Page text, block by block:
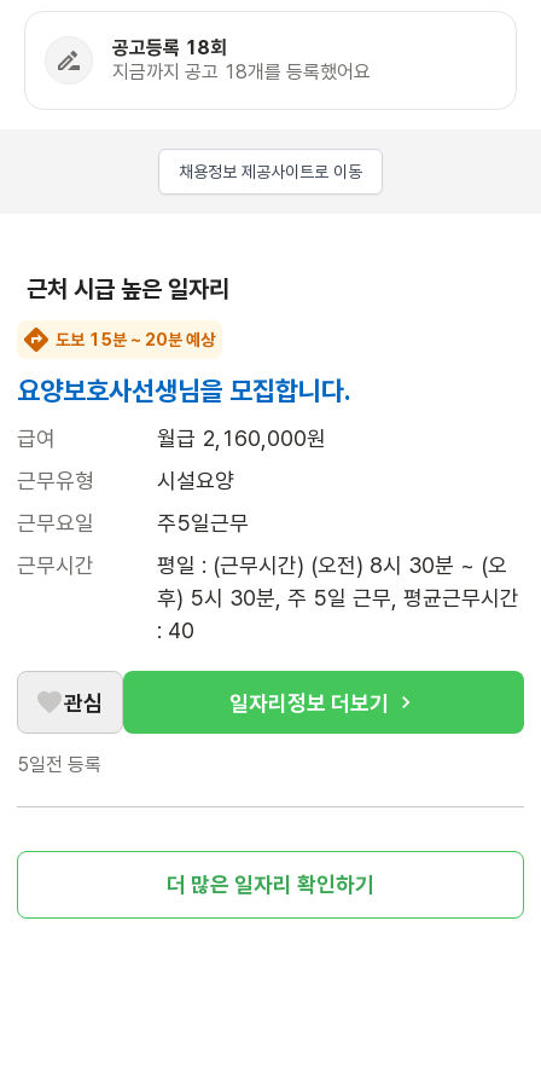
공고등록 18회
지금까지 공고 18개를 등록했어요
채용정보 제공사이트로 이동
근처 시급 높은 일자리
도보 15분 ~ 20분 예상
요양보호사선생님을 모집합니다.
급여
월급 2,160,000원
근무유형
시설요양
근무요일
주5일근무
근무시간
평일 : (근무시간) (오전) 8시 30분 ~ (오
후) 5시 30분, 주 5일 근무, 평균근무시간
: 40
관심 일자리정보 더보기
5일전 등록
더 많은 일자리 확인하기